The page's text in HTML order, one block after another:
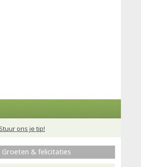
Stuur ons je tip!
Groeten & felicitaties